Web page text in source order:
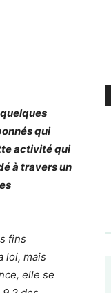
qui
activité qui
à travers un
fins
loi, mais
elle se